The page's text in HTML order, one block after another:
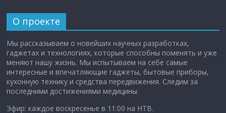
О проекте
Мы рассказываем о новейших научных разработках,
гаджетах и технологиях, которые способны поменять и уже
меняют нашу жизнь. Мы испытываем на себе самые
интересные и впечатляющие гаджеты, бытовые приборы,
кухонную технику и средства передвижения. Следим за
последними достижениями медицины.
Эфир: каждое воскресенье в 11:00 на НТВ.